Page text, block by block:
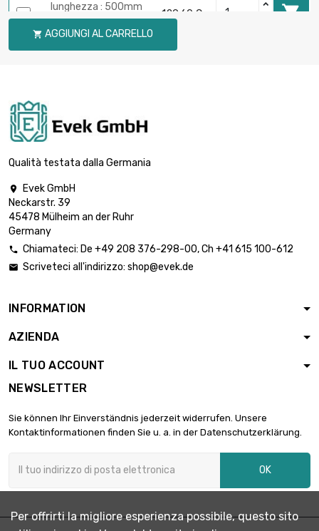
lunghezza : 500mm
Spessore/Resistenza
: 0.63mm
129,60 € 
larghezza : 100mm
0.63mm
larghezza : 100mm
lunghezza : 800mm
Spessore/Resistenza
lunghezza : 900mm
: 0.63mm
larghezza : 150mm
0.63mm
lunghezza : 200mm
Spessore/Resistenza :
0.63mm
77,76 €
larghezza : 150mm
lunghezza : 300mm
 AGGIUNGI AL CARRELLO
Qualità testata dalla Germania

Evek GmbH
Neckarstr. 39
45478 Mülheim an der Ruhr
Germany
 Chiamateci: De +49 208 376-298-00, Ch +41 615 100-612
 Scriveteci all'indirizzo: shop@evek.de
INFORMATION
AZIENDA
IL TUO ACCOUNT
NEWSLETTER
Sie können Ihr Einverständnis jederzeit widerrufen. Unsere
Kontaktinformationen finden Sie u. a. in der Datenschutzerklärung.
OK
Per offrirti la migliore esperienza possibile, questo sito